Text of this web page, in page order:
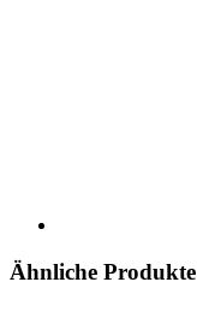
Ähnliche Produkte